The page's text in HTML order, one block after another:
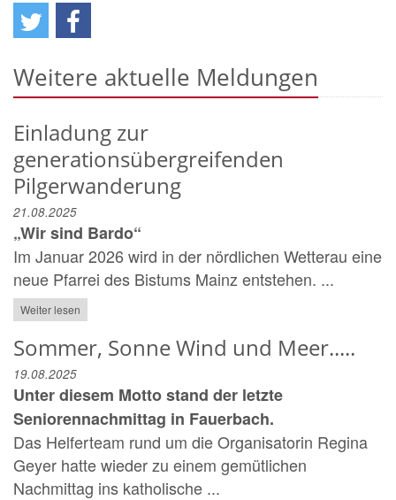
Weitere aktuelle Meldungen
Einladung zur
generationsübergreifenden
Pilgerwanderung
21.08.2025
„Wir sind Bardo“
Im Januar 2026 wird in der nördlichen Wetterau eine
neue Pfarrei des Bistums Mainz entstehen. ...
Weiter lesen
Sommer, Sonne Wind und Meer.....
19.08.2025
Unter diesem Motto stand der letzte
Seniorennachmittag in Fauerbach.
Das Helferteam rund um die Organisatorin Regina
Geyer hatte wieder zu einem gemütlichen
Nachmittag ins katholische ...